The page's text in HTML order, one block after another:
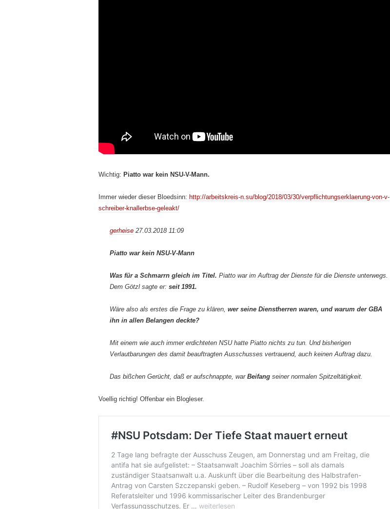
Wichtig: Piatto war kein NSU-V-Mann.
Immer wieder dieser Bloedsinn: http://arbeitskreis-n.su/blog/2018/03/30/verpflichtungserklaerung-von-v-
schreiber-knallerbse-geleakt/
gerheise 27.03.2018 11:09
Piatto war kein NSU-V-Mann
Was für a Schmarrn gleich im Titel. Piatto war im Auftrag der Dienste für die Dienste unterwegs.
Dem Götzl sagte er: seit 1991.
Wäre also als erstes die Frage zu klären, wer seine Dienstherren waren, und warum der GBA
ihn in allen Belangen deckte?
Mit einem wie auch immer erdichteten NSU hatte Piatto nichts zu tun. Und bisherigen
Verlautbarungen des damit beauftragten Ausschusses vertrauend, auch keinen Auftrag dazu.
Das bißchen Gerücht, daß er aufschnappte, war Beifang seiner normalen Spitzeltätigkeit.
Voellig richtig! Offenbar ein Blogleser.